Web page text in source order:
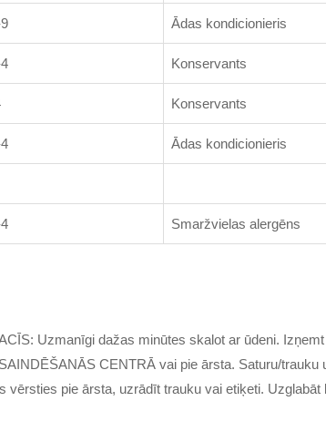
Ādas kondicionieris
Konservants
Konservants
Ādas kondicionieris
Smaržvielas alergēns
Uzmanīgi dažas minūtes skalot ar ūdeni.
CENTRĀ vai pie ārsta. Saturu/trauku
pie ārsta, uzrādīt trauku vai etiķeti. Uzglabāt